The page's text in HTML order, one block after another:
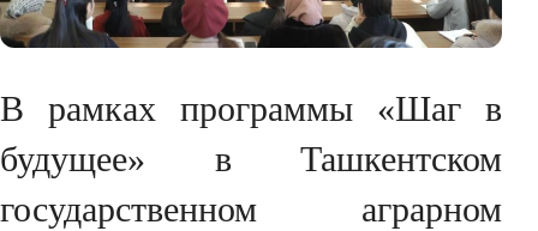
В рамках программы «Шаг в
будущее» в Ташкентском
государственном аграрном